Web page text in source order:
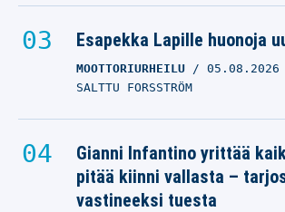
Esapekka Lapille huonoja
MOOTTORIURHEILU 05.08.2026
SALTTU FORSSTRÖM
Gianni Infantino yrittää
pitää kiinni vallasta –
vastineeksi tuesta